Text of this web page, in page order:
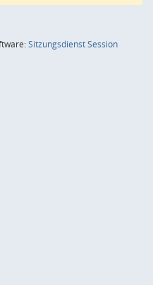
SitzungsdienstSession(Wird in